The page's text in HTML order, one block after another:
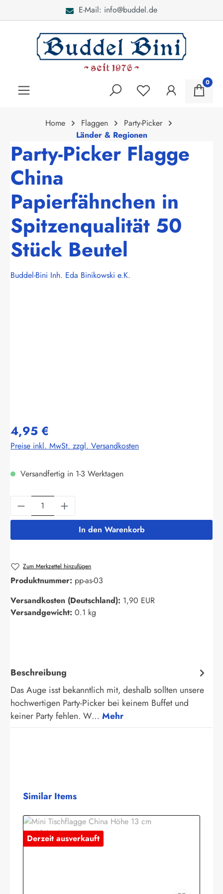
E-Mail: info@buddel.de
0
Home Flaggen
Party-Picker
Länder & Regionen
Party-Picker Flagge
China
Papierfähnchen in
Spitzenqualität 50
Stück Beutel
Buddel-Bini Inh. Eda Binikowski e.K.
4,95 €
Preise inkl. MwSt. zzgl. Versandkosten
Versandfertig in 1-3 Werktagen
Produkt Anzahl: Gib den gewünschten
In den Warenkorb
Zum Merkzettel hinzufügen
Produktnummer: pp-as-03
Versandkosten (Deutschland): 1,90 EUR
Versandgewicht: 0.1 kg
Beschreibung
Das Auge isst bekanntlich mit, deshalb sollten unsere
hochwertigen Party-Picker bei keinem Buffet und
keiner Party fehlen. W… Mehr
Produktgalerie überspringen
Similar Items
Derzeit ausverkauft